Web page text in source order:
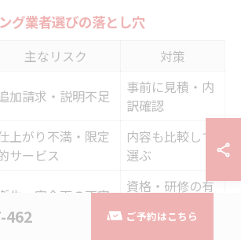
グ業者選びの落とし穴
主なリスク
対策
加請求・説明不足
事前に見積・内
訳確認
上がり不満・限定
サービス
内容も比較して
選ぶ
生・安全面の不安
資格・研修の有
462 ご予約はこちら